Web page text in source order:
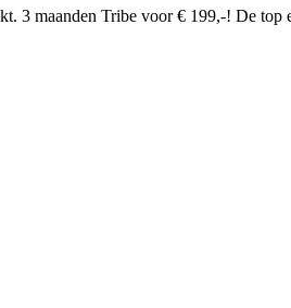
3 maanden Tribe voor € 199,-! De